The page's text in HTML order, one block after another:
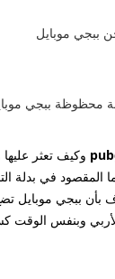
محظوظة ببجي
وكيف تعثر
في بدلة
بأن ببجي موبايل
وبنفس الوقت